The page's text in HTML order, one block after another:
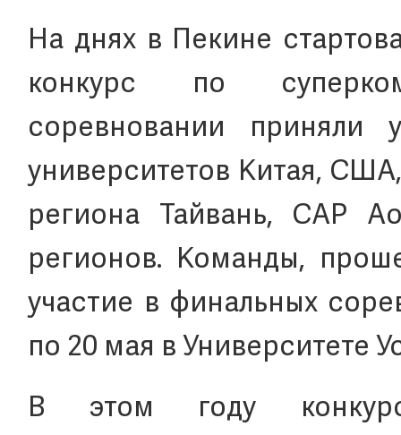
На днях в Пекине
конкурс по
соревновании приняли
университетов Китая,
региона Тайвань, САР
регионов. Команды,
участие в финальных
по 20 мая в Университете
В этом году